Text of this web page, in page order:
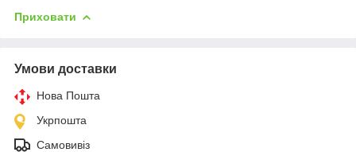
Приховати
Умови доставки
Нова Пошта
Укрпошта
Самовивіз